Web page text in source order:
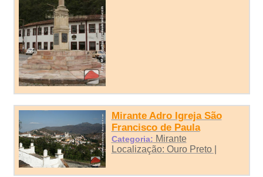
Mirante Adro Igreja São
Francisco de Paula
Categoria: Mirante
Localização: Ouro Preto |